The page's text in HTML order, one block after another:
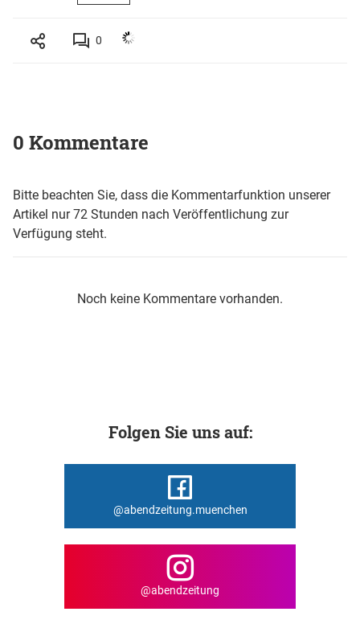
0
0 Kommentare
Bitte beachten Sie, dass die Kommentarfunktion unserer
Artikel nur 72 Stunden nach Veröffentlichung zur
Verfügung steht.
Noch keine Kommentare vorhanden.
Folgen Sie uns auf:
@abendzeitung.muenchen
@abendzeitung